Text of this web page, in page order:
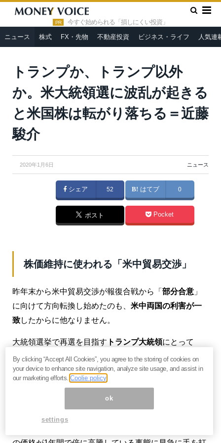
PR 今すぐ始められる「損しにくい投資」
ニュース 株式 FX・先物 不動産投資 ビジネス・ライフ 人気連
HOME » ニュース »
トランプか、トランプ以外か。米大統領選
に波乱が起きると米国株は転がり落ちる＝近藤駿介
トランプか、トランプ以外
か。米大統領選に波乱が起きる
と米国株は転がり落ちる＝近藤
駿介
2020年1月6日 ニュース
シェア 52 はてブ 0
ポスト Pocket
株価維持に使われる「米中貿易交渉」
昨年末から米中貿易交渉が報復合戦から「 部分合意 」
に向けて方向転換し始めたのも、 米中両国の利害が一
致したからに他なりません。
大統領選挙で再選を目指す トランプ大統領にとって
は、FRBの利下げ期待が剥げ落ちる中で米国株式市場
の強気トレンドを維持するために「米中貿易交渉部分
合意」の必要性が強まって来ていました。
By clicking “Accept All Cookies”, you agree to the storing of cookies on
your device to enhance site navigation, analyze site usage, and assist in
our marketing efforts.Coolie policy
ok
settings